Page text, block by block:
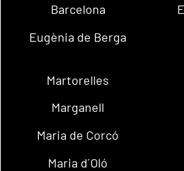
Barcelona
Eugènia de Berga
Martorelles
Marganell
Maria de Corcó
Maria d´Oló